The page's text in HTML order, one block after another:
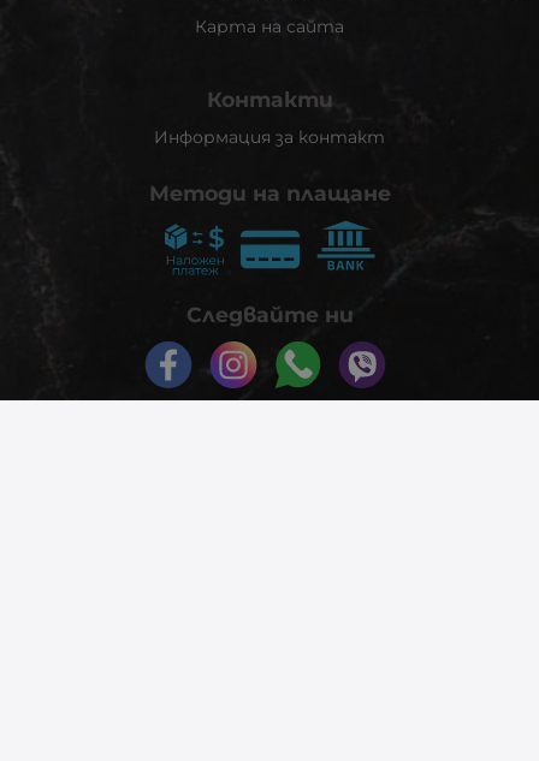
Карта на сайта
Контакти
Информация за контакт
Методи на плащане
Следвайте ни